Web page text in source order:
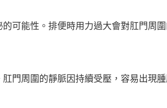
可能性。排便時用力過大會對肛門周
門周圍的靜脈因持續受壓，容易出現